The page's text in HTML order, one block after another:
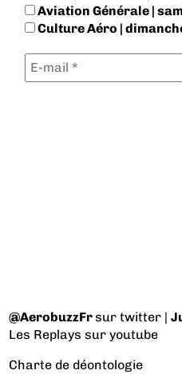
Aviation Générale |
Culture Aéro |
@AerobuzzFrsur twitter |
Les Replays sur youtube
Charte de déontologie